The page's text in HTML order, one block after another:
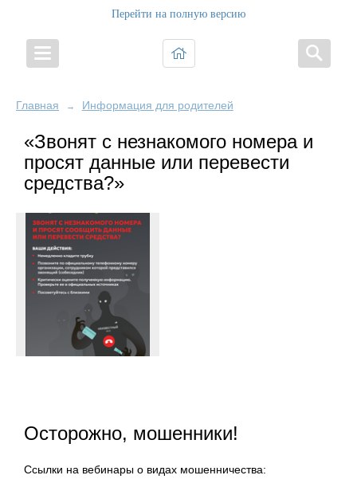
Перейти на полную версию
Главная → Информация для родителей
«Звонят с незнакомого номера и
просят данные или перевести
средства?»
Осторожно, мошенники!
Ссылки на вебинары о видах мошенничества: